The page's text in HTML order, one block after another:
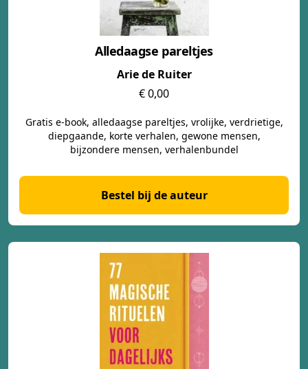
Alledaagse pareltjes
Arie de Ruiter
€ 0,00
Gratis e-book, alledaagse pareltjes, vrolijke, verdrietige,
diepgaande, korte verhalen, gewone mensen,
bijzondere mensen, verhalenbundel
Bestel bij de auteur